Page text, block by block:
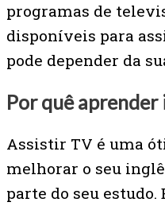
programas de
disponíveis para
pode depender da
Por quê
Assistir TV é uma
melhorar o seu
parte do seu estudo.